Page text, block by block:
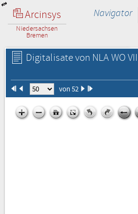
Arcinsys
Niedersachsen
Bremen
Navigator
Digitalisate von NLA WO
von 52